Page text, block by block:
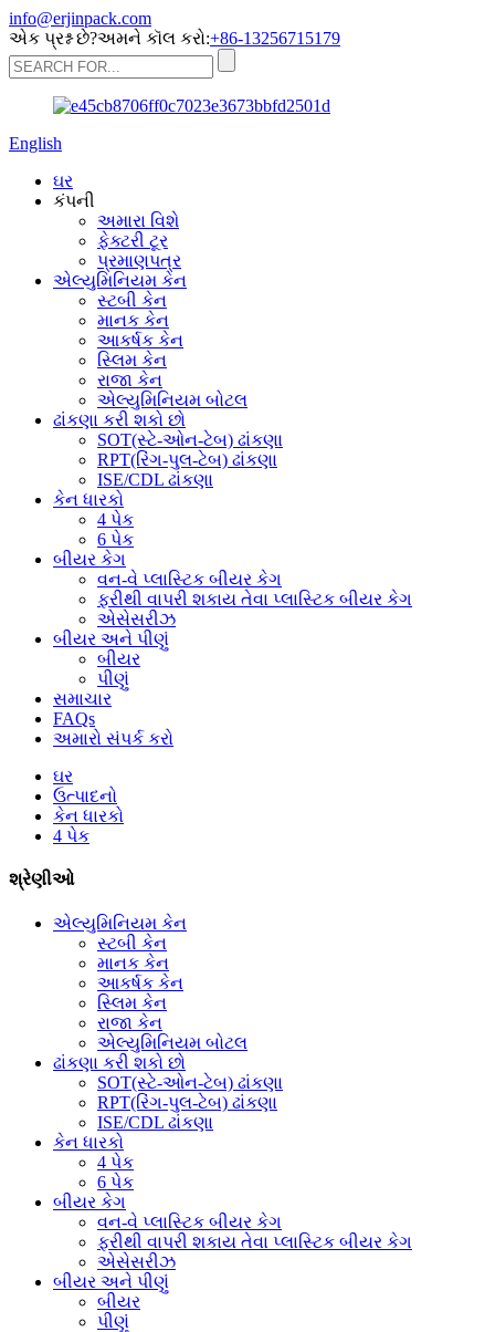
info@erjinpack.com
એક પ્રશ્ન છે?અમને કૉલ કરો:+86-13256715179
English
ઘર
કંપની
અમારા વિશે
ફેક્ટરી ટૂર
પ્રમાણપત્ર
એલ્યુમિનિયમ કેન
સ્ટબી કેન
માનક કેન
આકર્ષક કેન
સ્લિમ કેન
રાજા કેન
એલ્યુમિનિયમ બોટલ
ઢાંકણા કરી શકો છો
SOT(સ્ટે-ઓન-ટેબ) ઢાંકણા
RPT(રિંગ-પુલ-ટેબ) ઢાંકણા
ISE/CDL ઢાંકણા
કેન ધારકો
4 પેક
6 પેક
બીયર કેગ
વન-વે પ્લાસ્ટિક બીયર કેગ
ફરીથી વાપરી શકાય તેવા પ્લાસ્ટિક બીયર કેગ
એસેસરીઝ
બીયર અને પીણું
બીયર
પીણું
સમાચાર
FAQs
અમારો સંપર્ક કરો
ઘર
ઉત્પાદનો
કેન ધારકો
4 પેક
શ્રેણીઓ
એલ્યુમિનિયમ કેન
સ્ટબી કેન
માનક કેન
આકર્ષક કેન
સ્લિમ કેન
રાજા કેન
એલ્યુમિનિયમ બોટલ
ઢાંકણા કરી શકો છો
SOT(સ્ટે-ઓન-ટેબ) ઢાંકણા
RPT(રિંગ-પુલ-ટેબ) ઢાંકણા
ISE/CDL ઢાંકણા
કેન ધારકો
4 પેક
6 પેક
બીયર કેગ
વન-વે પ્લાસ્ટિક બીયર કેગ
ફરીથી વાપરી શકાય તેવા પ્લાસ્ટિક બીયર કેગ
એસેસરીઝ
બીયર અને પીણું
બીયર
પીણું